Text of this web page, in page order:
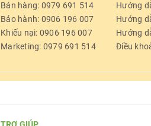
Bán hàng: 0979 691 514
Bảo hành: 0906 196 007
Khiếu nại: 0906 196 007
Marketing: 0979 691 514
Hướng
Hướng
Hướng
Điều